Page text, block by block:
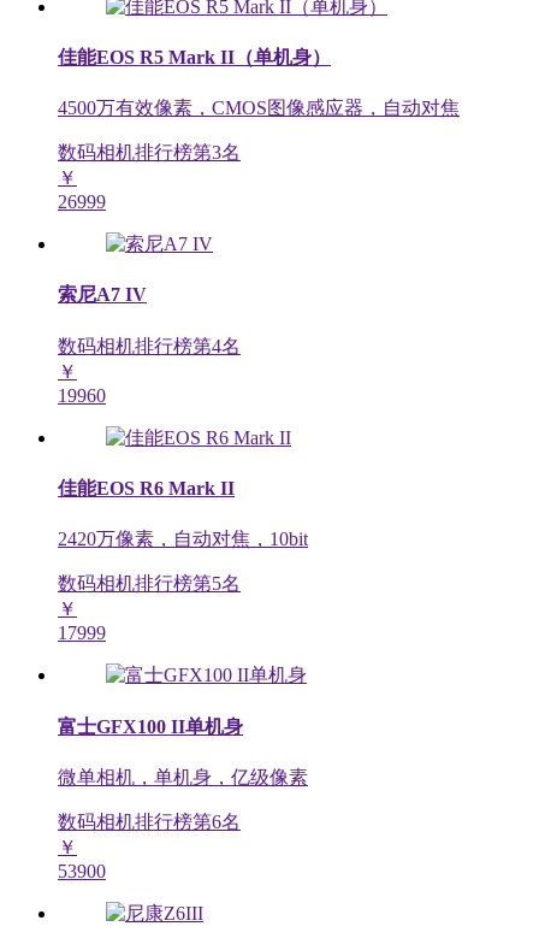
佳能EOS R5 Mark II（单机身）
4500万有效像素，CMOS图像感应器，自动对焦
数码相机排行榜第3名
￥
26999
索尼A7 IV
数码相机排行榜第4名
￥
19960
佳能EOS R6 Mark II
2420万像素，自动对焦，10bit
数码相机排行榜第5名
￥
17999
富士GFX100 II单机身
微单相机，单机身，亿级像素
数码相机排行榜第6名
￥
53900